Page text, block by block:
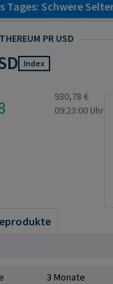
Tages: Schwere
PR USD
Index
930,78 €
09:23:00 Uhr
3 Monate